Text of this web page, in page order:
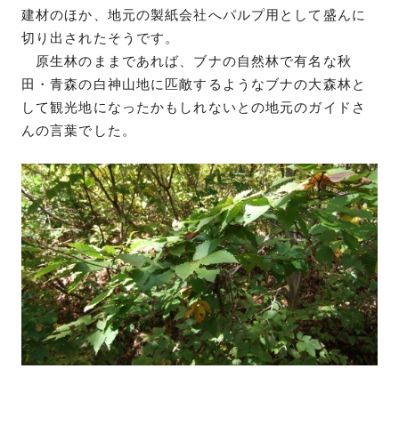
建材のほか、地元の製紙会社へパルプ用として盛んに
切り出されたそうです。
原生林のままであれば、ブナの自然林で有名な秋
田・青森の白神山地に匹敵するようなブナの大森林と
して観光地になったかもしれないとの地元のガイドさ
んの言葉でした。